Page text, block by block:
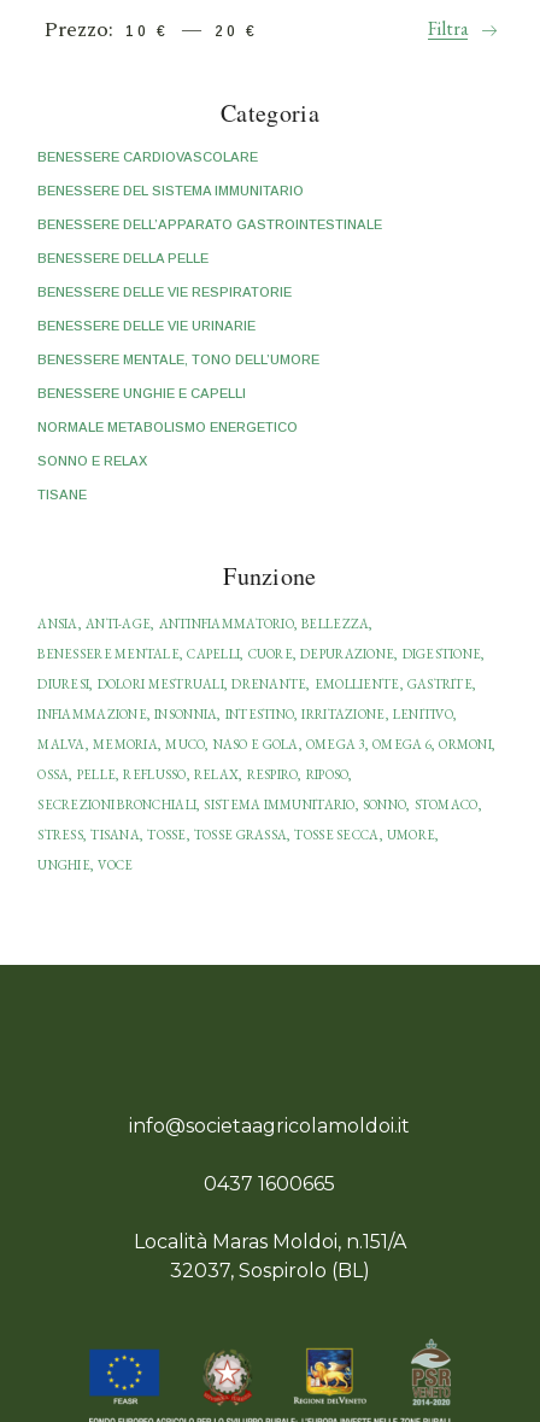
Filtra
Prezzo: 10 € — 20 €
Categoria
BENESSERE CARDIOVASCOLARE
BENESSERE DEL SISTEMA IMMUNITARIO
BENESSERE DELL’APPARATO GASTROINTESTINALE
BENESSERE DELLA PELLE
BENESSERE DELLE VIE RESPIRATORIE
BENESSERE DELLE VIE URINARIE
BENESSERE MENTALE, TONO DELL’UMORE
BENESSERE UNGHIE E CAPELLI
NORMALE METABOLISMO ENERGETICO
SONNO E RELAX
TISANE
Funzione
ANSIA ANTI-AGE ANTINFIAMMATORIO BELLEZZA
BENESSERE MENTALE CAPELLI CUORE DEPURAZIONE DIGESTIONE
DIURESI DOLORI MESTRUALI DRENANTE EMOLLIENTE GASTRITE
INFIAMMAZIONE INSONNIA INTESTINO IRRITAZIONE LENITIVO
MALVA MEMORIA MUCO NASO E GOLA OMEGA 3 OMEGA 6 ORMONI
OSSA PELLE REFLUSSO RELAX RESPIRO RIPOSO
SECREZIONI BRONCHIALI SISTEMA IMMUNITARIO SONNO STOMACO
STRESS TISANA TOSSE TOSSE GRASSA TOSSE SECCA UMORE
UNGHIE VOCE
info@societaagricolamoldoi.it
0437 1600665
Località Maras Moldoi, n.151/A
32037, Sospirolo (BL)